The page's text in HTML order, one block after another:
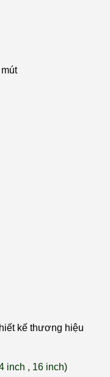
kế thương hiệu
inch , 16 inch)